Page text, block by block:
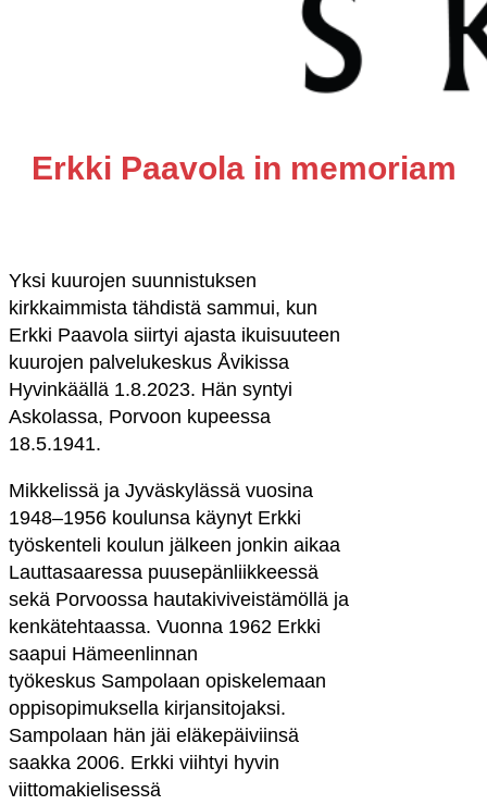
Erkki Paavola in memoriam
Yksi kuurojen suunnistuksen
kirkkaimmista tähdistä sammui, kun
Erkki Paavola siirtyi ajasta ikuisuuteen
kuurojen palvelukeskus Åvikissa
Hyvinkäällä 1.8.2023. Hän syntyi
Askolassa, Porvoon kupeessa
18.5.1941.
Mikkelissä ja Jyväskylässä vuosina
1948–1956 koulunsa käynyt Erkki
työskenteli koulun jälkeen jonkin aikaa
Lauttasaaressa puusepänliikkeessä
sekä Porvoossa hautakiviveistämöllä ja
kenkätehtaassa. Vuonna 1962 Erkki
saapui Hämeenlinnan
työkeskus Sampolaan opiskelemaan
oppisopimuksella kirjansitojaksi.
Sampolaan hän jäi eläkepäiviinsä
saakka 2006. Erkki viihtyi hyvin
viittomakielisessä